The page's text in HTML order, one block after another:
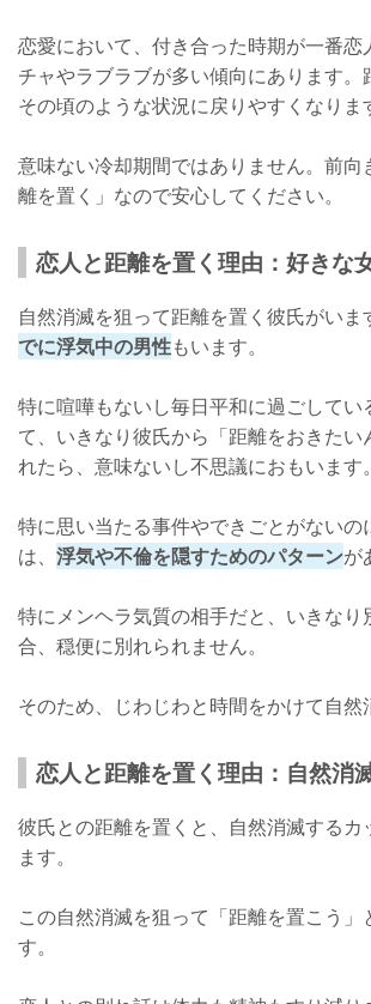
恋愛において、付き合った時期が一番恋
チャやラブラブが多い傾向にあります。
その頃のような状況に戻りやすくなりま
意味ない冷却期間ではありません。前向
離を置く」なので安心してください。
恋人と距離を置く理由：好きな
自然消滅を狙って距離を置く彼氏がいま
でに浮気中の男性もいます。
特に喧嘩もないし毎日平和に過ごしてい
て、いきなり彼氏から「距離をおきたい
れたら、意味ないし不思議におもいます。
特に思い当たる事件やできごとがないの
は、 浮気や不倫を隠すためのパターンが
特にメンヘラ気質の相手だと、いきなり
合、穏便に別れられません。
そのため、じわじわと時間をかけて自然
恋人と距離を置く理由：自然消
彼氏との距離を置くと、自然消滅するカ
ます。
この自然消滅を狙って「距離を置こう」
す。